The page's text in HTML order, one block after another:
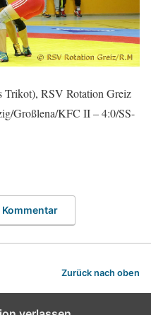
Trikot), RSV Rotation Greiz
Großlena/KFC II – 4:0/SS-
Zurück nach oben